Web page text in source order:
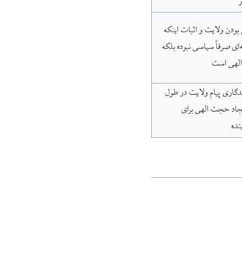
بودن ولایت و اثبات اینکه
صرفاً سیاسی نبوده بلکه
است
پیام ولایت در طول
حجت الهی برای